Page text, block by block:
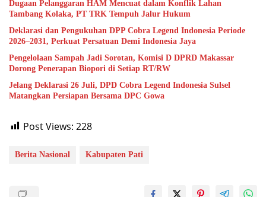
Dugaan Pelanggaran HAM Mencuat dalam Konflik Lahan
Tambang Kolaka, PT TRK Tempuh Jalur Hukum
Deklarasi dan Pengukuhan DPP Cobra Legend Indonesia Periode
2026–2031, Perkuat Persatuan Demi Indonesia Jaya
Pengelolaan Sampah Jadi Sorotan, Komisi D DPRD Makassar
Dorong Penerapan Biopori di Setiap RT/RW
Jelang Deklarasi 26 Juli, DPD Cobra Legend Indonesia Sulsel
Matangkan Persiapan Bersama DPC Gowa
Post Views: 228
Berita Nasional Kabupaten Pati